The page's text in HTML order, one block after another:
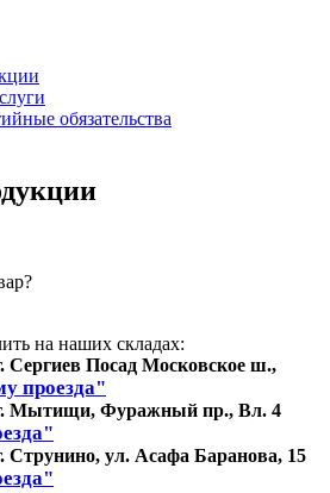
обязательства
на наших складах:
Сергиев Посад Московское ш.,
проезда"
Мытищи, Фуражный пр., Вл. 4
Струнино, ул. Асафа Баранова, 15